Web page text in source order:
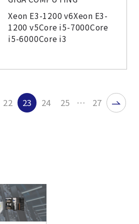
Xeon E3-1200 v6Xeon E3-
1200 v5Core i5-7000Core
i5-6000Core i3
22 23 24 25 … 27